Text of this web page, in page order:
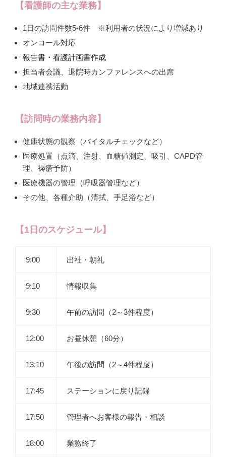
【看護師の主な業務】
1日の訪問件数5-6件 ※利用者の状況により増減あり
オンコール対応
報告書・看護計画書作成
担当者会議、退院時カンファレンスへの出席
地域連携活動
【訪問時の業務内容】
健康状態の観察（バイタルチェックなど）
医療処置（点滴、注射、血糖値測定、吸引、CAPD管
理、褥瘡予防）
医療機器の管理（呼吸器管理など）
その他、各種介助（清拭、手足浴など）
【1日のスケジュール】
9:00 出社・朝礼
9:10 情報収集
9:30 午前の訪問（2～3件程度）
12:00 お昼休憩（60分）
13:10 午後の訪問（2～4件程度）
17:45 ステーションに戻り記録
17:50 管理者へお客様の報告・相談
18:00 業務終了